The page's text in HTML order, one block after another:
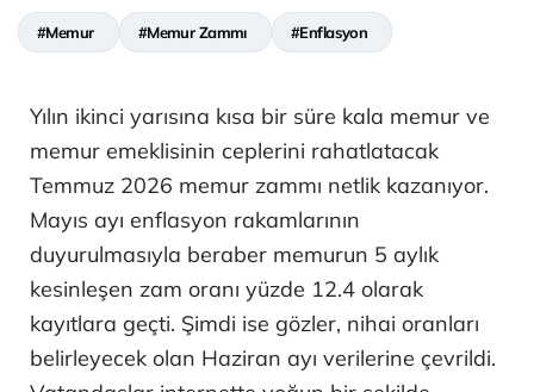
#Memur #Memur Zammı #Enflasyon
Yılın ikinci yarısına kısa bir süre kala memur ve
memur emeklisinin ceplerini rahatlatacak
Temmuz 2026 memur zammı netlik kazanıyor.
Mayıs ayı enflasyon rakamlarının
duyurulmasıyla beraber memurun 5 aylık
kesinleşen zam oranı yüzde 12.4 olarak
kayıtlara geçti. Şimdi ise gözler, nihai oranları
belirleyecek olan Haziran ayı verilerine çevrildi.